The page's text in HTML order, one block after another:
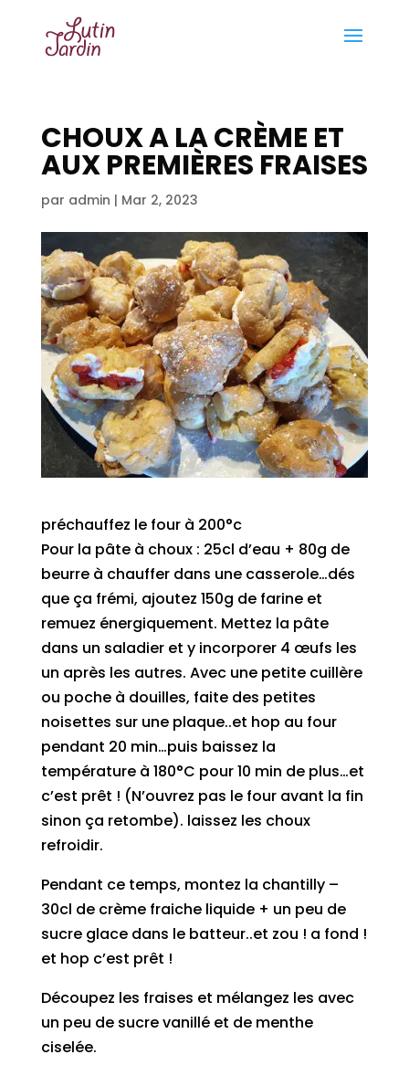
CHOUX A LA CRÈME ET
AUX PREMIÈRES FRAISES
par admin | Mar 2, 2023
préchauffez le four à 200°c
Pour la pâte à choux : 25cl d’eau + 80g de
beurre à chauffer dans une casserole…dés
que ça frémi, ajoutez 150g de farine et
remuez énergiquement. Mettez la pâte
dans un saladier et y incorporer 4 œufs les
un après les autres. Avec une petite cuillère
ou poche à douilles, faite des petites
noisettes sur une plaque..et hop au four
pendant 20 min…puis baissez la
température à 180°C pour 10 min de plus…et
c’est prêt ! (N’ouvrez pas le four avant la fin
sinon ça retombe). laissez les choux
refroidir.
Pendant ce temps, montez la chantilly –
30cl de crème fraiche liquide + un peu de
sucre glace dans le batteur..et zou ! a fond !
et hop c’est prêt !
Découpez les fraises et mélangez les avec
un peu de sucre vanillé et de menthe
ciselée.